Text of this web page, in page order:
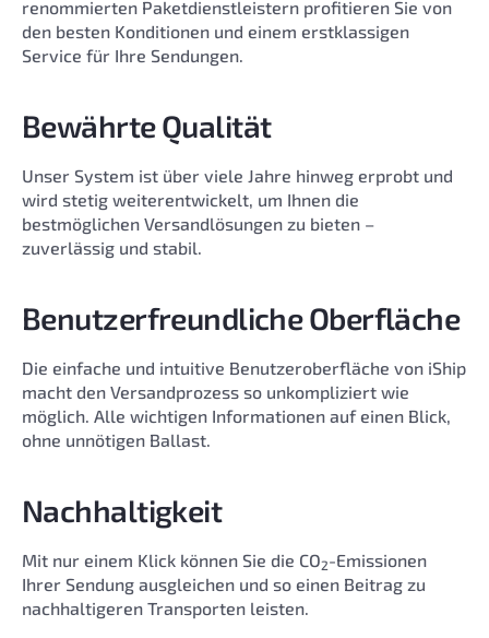
renommierten Paketdienstleistern profitieren Sie von
den besten Konditionen und einem erstklassigen
Service für Ihre Sendungen.
Bewährte Qualität
Unser System ist über viele Jahre hinweg erprobt und
wird stetig weiterentwickelt, um Ihnen die
bestmöglichen Versandlösungen zu bieten –
zuverlässig und stabil.
Benutzerfreundliche Oberfläche
Die einfache und intuitive Benutzeroberfläche von iShip
macht den Versandprozess so unkompliziert wie
möglich. Alle wichtigen Informationen auf einen Blick,
ohne unnötigen Ballast.
Nachhaltigkeit
Mit nur einem Klick können Sie die CO2-Emissionen
Ihrer Sendung ausgleichen und so einen Beitrag zu
nachhaltigeren Transporten leisten.